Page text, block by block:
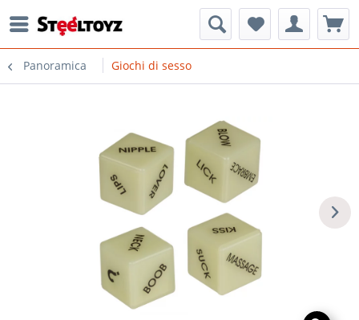
Panoramica Giochi di sesso